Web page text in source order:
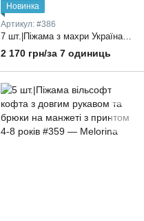
Новинка
Артикул: #386
2 170 грн/за 7 одиниць